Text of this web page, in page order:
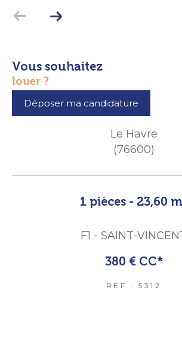
vous souhaitez
louer ?
Déposer ma candidature
Le Havre
(76600)
1 pièces - 23,60
F1 - SAINT-
380 € CC*
REF : 5312